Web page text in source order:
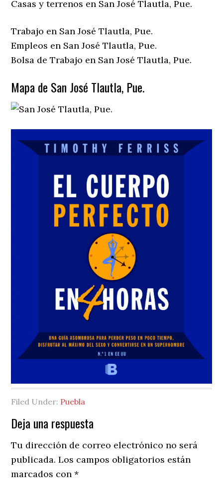
Casas y terrenos en San José Tlautla, Pue.
Trabajo en San José Tlautla, Pue.
Empleos en San José Tlautla, Pue.
Bolsa de Trabajo en San José Tlautla, Pue.
Mapa de San José Tlautla, Pue.
Filed Under: Puebla
Reader
Interactions
Deja una respuesta
Tu dirección de correo electrónico no será
publicada. Los campos obligatorios están
marcados con*